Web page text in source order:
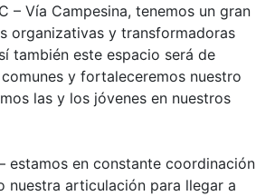
– Vía Campesina, tenemos un gran
organizativas y transformadoras
también este espacio será de
y fortaleceremos nuestro
las y los jóvenes en nuestros
estamos en constante coordinación
articulación para llegar a